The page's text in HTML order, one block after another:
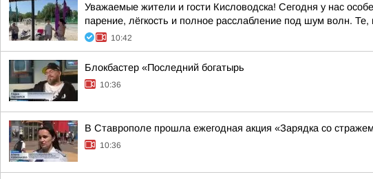
Уважаемые жители и гости Кисловодска! Сегодня у нас
парение, лёгкость и полное расслабление под шум волн. Те,
10:42
Блокбастер «Последний богатырь
10:36
В Ставрополе прошла ежегодная акция «Зарядка со
10:36